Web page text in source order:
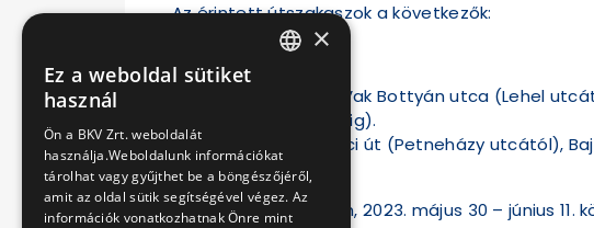
Az érintett útszakaszok a következők:
Északi irányban: Vak Bottyán utca (Lehel
(Petneházy utcáig).
Déli irányban: Váci út (Petneházy utcától),
(Lehel utcáig).
A harmadik ütemben, 2023. május 30 – június
×
Ez a weboldal sütiket
használ
Ön a BKV Zrt. weboldalát
használja.Weboldalunk információkat
tárolhat vagy gyűjthet be a böngészőjéről,
amit az oldal sütik segítségével végez. Az
információk vonatkozhatnak Önre mint